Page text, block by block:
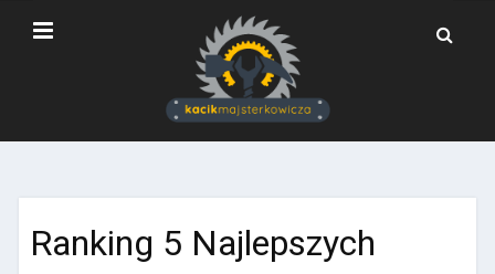
Ranking 5 Najlepszych